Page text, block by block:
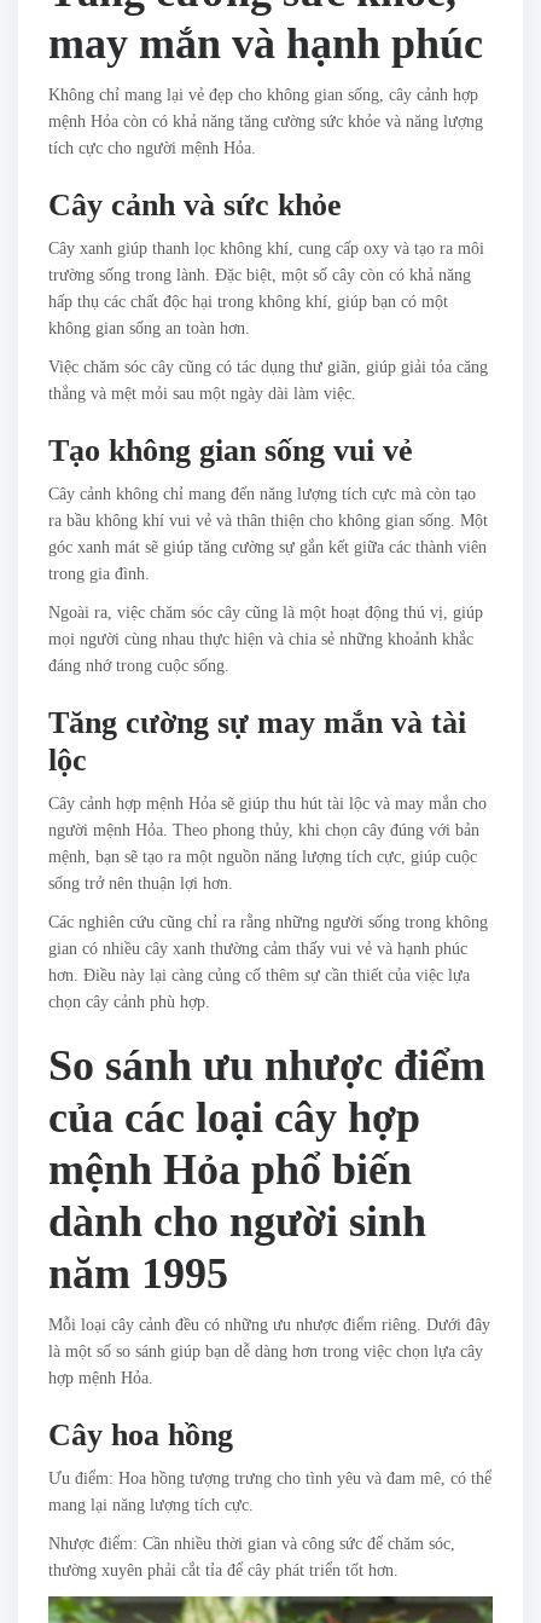
may mắn và hạnh phúc
Không chỉ mang lại vẻ đẹp cho không gian sống, cây cảnh hợp
mệnh Hỏa còn có khả năng tăng cường sức khỏe và năng lượng
tích cực cho người mệnh Hỏa.
Cây cảnh và sức khỏe
Cây xanh giúp thanh lọc không khí, cung cấp oxy và tạo ra môi
trường sống trong lành. Đặc biệt, một số cây còn có khả năng
hấp thụ các chất độc hại trong không khí, giúp bạn có một
không gian sống an toàn hơn.
Việc chăm sóc cây cũng có tác dụng thư giãn, giúp giải tỏa căng
thẳng và mệt mỏi sau một ngày dài làm việc.
Tạo không gian sống vui vẻ
Cây cảnh không chỉ mang đến năng lượng tích cực mà còn tạo
ra bầu không khí vui vẻ và thân thiện cho không gian sống. Một
góc xanh mát sẽ giúp tăng cường sự gắn kết giữa các thành viên
trong gia đình.
Ngoài ra, việc chăm sóc cây cũng là một hoạt động thú vị, giúp
mọi người cùng nhau thực hiện và chia sẻ những khoảnh khắc
đáng nhớ trong cuộc sống.
Tăng cường sự may mắn và tài
lộc
Cây cảnh hợp mệnh Hỏa sẽ giúp thu hút tài lộc và may mắn cho
người mệnh Hỏa. Theo phong thủy, khi chọn cây đúng với bản
mệnh, bạn sẽ tạo ra một nguồn năng lượng tích cực, giúp cuộc
sống trở nên thuận lợi hơn.
Các nghiên cứu cũng chỉ ra rằng những người sống trong không
gian có nhiều cây xanh thường cảm thấy vui vẻ và hạnh phúc
hơn. Điều này lại càng củng cố thêm sự cần thiết của việc lựa
chọn cây cảnh phù hợp.
So sánh ưu nhược điểm
của các loại cây hợp
mệnh Hỏa phổ biến
dành cho người sinh
năm 1995
Mỗi loại cây cảnh đều có những ưu nhược điểm riêng. Dưới đây
là một số so sánh giúp bạn dễ dàng hơn trong việc chọn lựa cây
hợp mệnh Hỏa.
Cây hoa hồng
Ưu điểm: Hoa hồng tượng trưng cho tình yêu và đam mê, có thể
mang lại năng lượng tích cực.
Nhược điểm: Cần nhiều thời gian và công sức để chăm sóc,
thường xuyên phải cắt tỉa để cây phát triển tốt hơn.